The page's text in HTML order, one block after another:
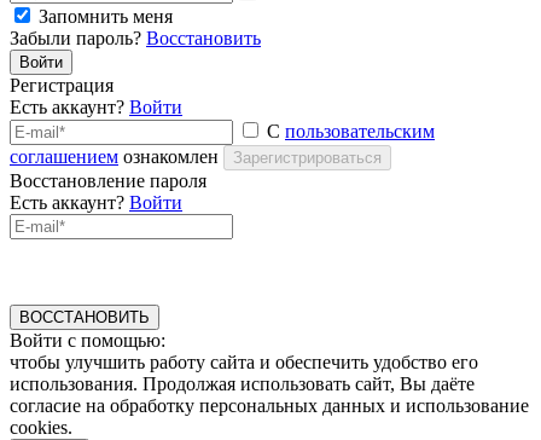
Запомнить меня
Забыли пароль? Восстановить
Войти
Регистрация
Есть аккаунт? Войти
С пользовательским
соглашением ознакомлен Зарегистрироваться
Восстановление пароля
Есть аккаунт? Войти
ВОССТАНОВИТЬ
Войти с помощью:
чтобы улучшить работу сайта и обеспечить удобство его
использования. Продолжая использовать сайт, Вы даёте
согласие на обработку персональных данных и использование
cookies.